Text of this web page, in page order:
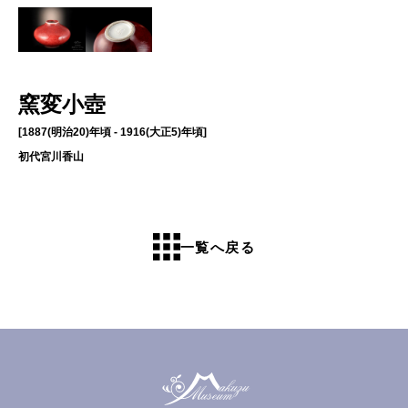
窯変小壺
[1887(明治20)年頃 - 1916(大正5)年頃]
初代宮川香山
一覧へ戻る